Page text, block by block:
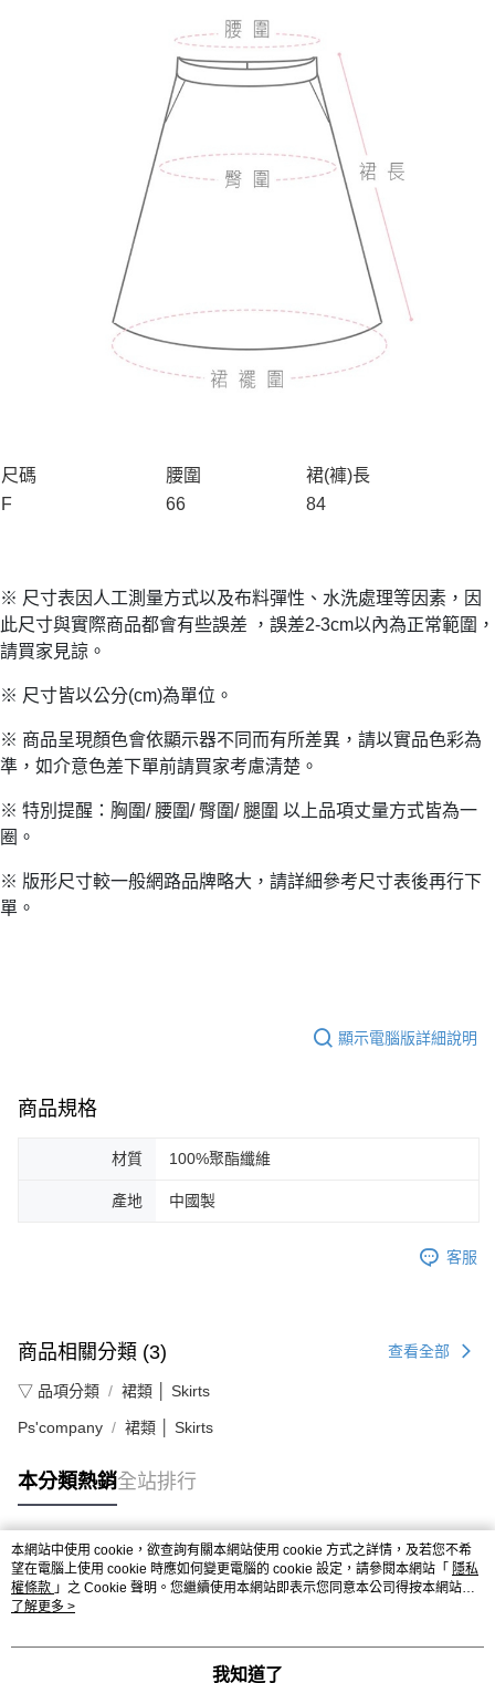
尺碼 腰圍
裙(褲)長
F
66 84
※ 尺寸表因人工測量方式以及布料彈性、水洗處理等因素，因
此尺寸與實際商品都會有些誤差 ，誤差2-3cm以內為正常範圍，
請買家見諒。
※ 尺寸皆以公分(cm)為單位。
※ 商品呈現顏色會依顯示器不同而有所差異，請以實品色彩為
準，如介意色差下單前請買家考慮清楚。
※ 特別提醒：胸圍/ 腰圍/ 臀圍/ 腿圍 以上品項丈量方式皆為一
圈。
※ 版形尺寸較一般網路品牌略大，請詳細參考尺寸表後再行下
單。
顯示電腦版詳細說明
商品規格
材質 100%聚酯纖維
產地 中國製
客服
商品相關分類 (3) 查看全部
▽ 品項分類 裙類 │ Skirts
Ps'company 裙類 │ Skirts
本分類熱銷全站排行
熱門標籤
本網站中使用 cookie，欲查詢有關本網站使用 cookie 方式之詳情，及若您不希
望在電腦上使用 cookie 時應如何變更電腦的 cookie 設定，請參閱本網站「 隱私
權條款 」之 Cookie 聲明。您繼續使用本網站即表示您同意本公司得按本網站使
用條款之 Cookie 聲明使用 cookie。
了解更多 >
我知道了